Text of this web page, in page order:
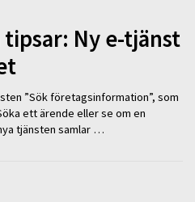
Ny e-tjänst
”Sök företagsinformation”, som
ett ärende eller se om en
tjänsten samlar …